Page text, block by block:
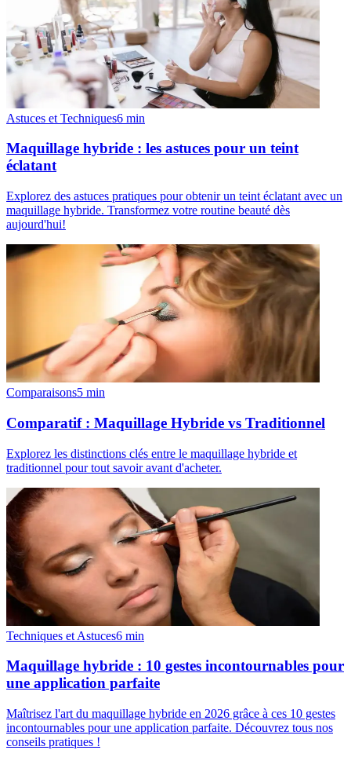
Astuces et Techniques6 min
Maquillage hybride : les astuces pour un teint
éclatant
Explorez des astuces pratiques pour obtenir un teint éclatant avec un
maquillage hybride. Transformez votre routine beauté dès
aujourd'hui!
Comparaisons5 min
Comparatif : Maquillage Hybride vs Traditionnel
Explorez les distinctions clés entre le maquillage hybride et
traditionnel pour tout savoir avant d'acheter.
Techniques et Astuces6 min
Maquillage hybride : 10 gestes incontournables pour
une application parfaite
Maîtrisez l'art du maquillage hybride en 2026 grâce à ces 10 gestes
incontournables pour une application parfaite. Découvrez tous nos
conseils pratiques !